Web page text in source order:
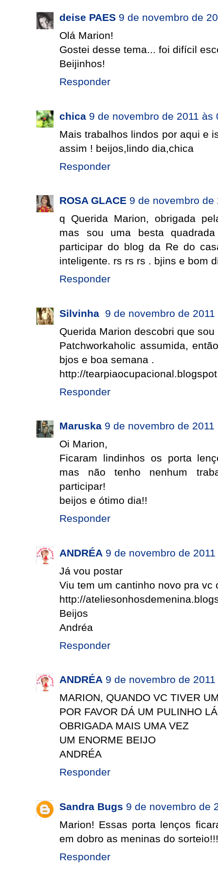
deise PAES 9 de novembro de
Olá Marion!
Gostei desse tema... foi difícil
Beijinhos!
Responder
chica 9 de novembro de 2011 às
Mais trabalhos lindos por aqui e
assim ! beijos,lindo dia,chica
Responder
ROSA GLACE 9 de novembro de
q Querida Marion, obrigada
mas sou uma besta
participar do blog da Re do
inteligente. rs rs rs . bjins e bom
Responder
Silvinha
9 de novembro de
Querida Marion descobri que sou
Patchworkaholic assumida,
bjos e boa semana .
http://
Responder
Maruska 9 de novembro de 2011
Oi Marion,
Ficaram lindinhos os porta
mas não tenho nenhum
participar!
beijos e ótimo dia!!
Responder
ANDRÉA 9 de novembro de
Já vou postar
Viu tem um cantinho novo pra vc
http://
Beijos
Andréa
Responder
ANDRÉA 9 de novembro de
MARION, QUANDO VC TIVER
POR FAVOR DÁ UM PULINHO
OBRIGADA MAIS UMA VEZ
UM ENORME BEIJO
ANDRÉA
Responder
Sandra Bugs 9 de novembro de
Marion! Essas porta lenços
em dobro as meninas do
Responder